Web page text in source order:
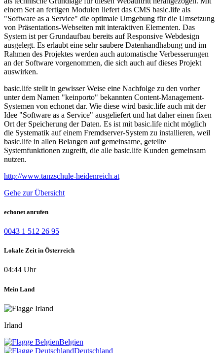
einem Set an fertigen Modulen liefert das CMS basic.life als
"Software as a Service" die optimale Umgebung für die Umsetzung
von Präsentations-Webseiten mit interaktiven Elementen. Das
System ist per Grundaufbau bereits auf Responsive Webdesign
ausgelegt. Es erlaubt eine sehr saubere Datenhandhabung und im
Rahmen des Projektes werden auch automatische Verbesserungen
an der Software vorgenommen, die sich auch auf dieses Projekt
auswirken.
basic.life stellt in gewisser Weise eine Nachfolge zu den vorher
unter dem Namen "keinporto" bekannten Content-Management-
Systemen von echonet dar. Wie diese wird basic.life auch mit der
Idee "Software as a Service" ausgeliefert und hat daher einen fixen
Ort der Speicherung der Daten. Es ist mit basic.life nicht möglich
die Systematik auf einem Fremdserver-System zu installieren, weil
basic.life in allen Belangen auf gemeinsame, geteilte
Systemfunktionen zugreift, die alle basic.life Kunden gemeinsam
nutzen.
http://www.tanzschule-heidenreich.at
Gehe zur Übersicht
echonet anrufen
0043 1 512 26 95
Lokale Zeit in Österreich
04:44 Uhr
Mein Land
Irland
Belgien
Deutschland